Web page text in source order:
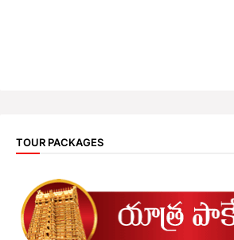
TOUR PACKAGES